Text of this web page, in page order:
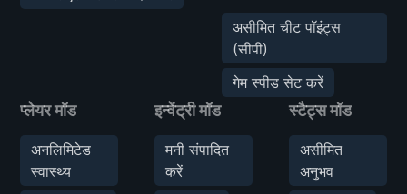
असीमित चीट पॉइंट्स
(सीपी)
गेम स्पीड सेट करें
प्लेयर मॉड
अनलिमिटेड
स्वास्थ्य
इन्वेंट्री मॉड
मनी संपादित
करें
स्टैट्स मॉड
असीमित
अनुभव